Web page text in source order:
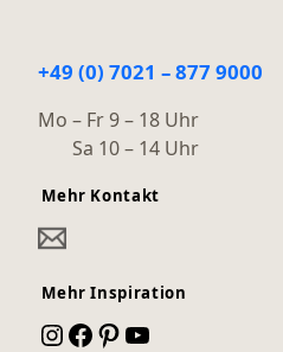
+49 (0) 7021 – 877 9000
Mo – Fr 9 – 18 Uhr
Sa 10 – 14 Uhr
Mehr Kontakt
Mehr Inspiration
InstagramFacebook Pinterest YouTube